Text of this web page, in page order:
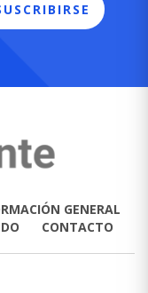
GENERAL
CONTACTO